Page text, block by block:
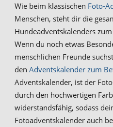
Wie beim klassischen Foto-
Menschen, steht dir die
Hundeadventskalenders
Wenn du noch etwas
menschlichen Freunde
den Adventskalender zum
Adventskalender, ist der
durch den hochwertigen
widerstandsfähig, sodass
Fotoadventskalender auch